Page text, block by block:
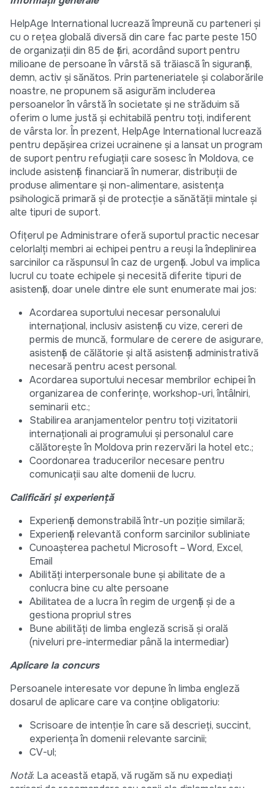
HelpAge International lucrează împreună cu parteneri și
cu o rețea globală diversă din care fac parte peste 150
de organizații din 85 de țări, acordând suport pentru
milioane de persoane în vârstă să trăiască în siguranță,
demn, activ și sănătos. Prin parteneriatele și colaborările
noastre, ne propunem să asigurăm includerea
persoanelor în vârstă în societate și ne străduim să
oferim o lume justă și echitabilă pentru toți, indiferent
de vârsta lor. În prezent, HelpAge International lucrează
pentru depășirea crizei ucrainene și a lansat un program
de suport pentru refugiații care sosesc în Moldova, ce
include asistență financiară în numerar, distribuții de
produse alimentare și non-alimentare, asistența
psihologică primară și de protecție a sănătății mintale și
alte tipuri de suport.
Ofițerul pe Administrare oferă suportul practic necesar
celorlalți membri ai echipei pentru a reuși la îndeplinirea
sarcinilor ca răspunsul în caz de urgență. Jobul va implica
lucrul cu toate echipele și necesită diferite tipuri de
asistență, doar unele dintre ele sunt enumerate mai jos:
Acordarea suportului necesar personalului
internațional, inclusiv asistență cu vize, cereri de
permis de muncă, formulare de cerere de asigurare,
asistență de călătorie și altă asistență administrativă
necesară pentru acest personal.
Acordarea suportului necesar membrilor echipei în
organizarea de conferințe, workshop-uri, întâlniri,
seminarii etc.;
Stabilirea aranjamentelor pentru toți vizitatorii
internaționali ai programului și personalul care
călătorește în Moldova prin rezervări la hotel etc.;
Coordonarea traducerilor necesare pentru
comunicații sau alte domenii de lucru.
Calificări și experiență
Experiență demonstrabilă într-un poziție similară;
Experiență relevantă conform sarcinilor subliniate
Cunoașterea pachetul Microsoft – Word, Excel,
Email
Abilități interpersonale bune și abilitate de a
conlucra bine cu alte persoane
Abilitatea de a lucra în regim de urgență și de a
gestiona propriul stres
Bune abilități de limba engleză scrisă și orală
(niveluri pre-intermediar până la intermediar)
Aplicare la concurs
Persoanele interesate vor depune în limba engleză
dosarul de aplicare care va conține obligatoriu:
Scrisoare de intenție în care să descrieți, succint,
experiența în domenii relevante sarcinii;
CV-ul;
Notă: La această etapă, vă rugăm să nu expediați